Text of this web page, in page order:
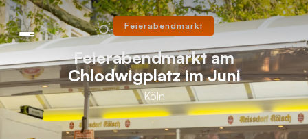
Feierabendmarkt
Feierabendmarkt am
Chlodwigplatz im Juni
Köln